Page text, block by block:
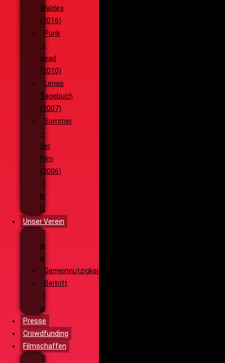
Waldes
(2016)
Punk
´s
dead
(2010)
Lenas
Tagebuch
(2007)
Sommer
–
der
Film
(2006)
Die
Monsterjagd
(2005)
Unser Verein
Wieso,
weshalb,
warum?!
Gemeinnützigkeit
Beitritt
Filmausrüstung
ausleihen
Presse
Crowdfunding
Filmschaffen
Schauspiel